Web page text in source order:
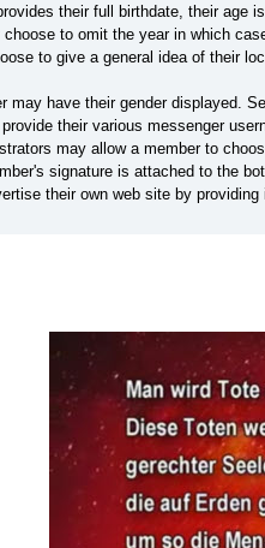
their full birthdate, their age
to omit the year in which
to give a general idea of their
may have their gender displayed.
their various messenger
may allow a member to
signature is attached to the
their own web site by providing